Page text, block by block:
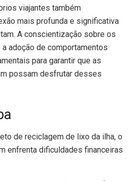
viajantes também
mais profunda e significativa
A conscientização sobre os
adoção de comportamentos
para garantir que as
possam desfrutar desses
de reciclagem de lixo da ilha, o
enfrenta dificuldades financeiras